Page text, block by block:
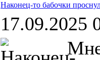
Наконец-то бабочки
17.09.2025